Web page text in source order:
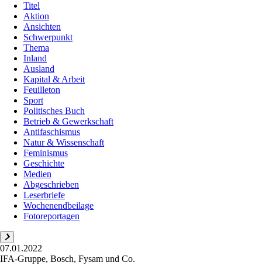
Titel
Aktion
Ansichten
Schwerpunkt
Thema
Inland
Ausland
Kapital & Arbeit
Feuilleton
Sport
Politisches Buch
Betrieb & Gewerkschaft
Antifaschismus
Natur & Wissenschaft
Feminismus
Geschichte
Medien
Abgeschrieben
Leserbriefe
Wochenendbeilage
Fotoreportagen
07.01.2022
IFA-Gruppe, Bosch, Fysam und Co.